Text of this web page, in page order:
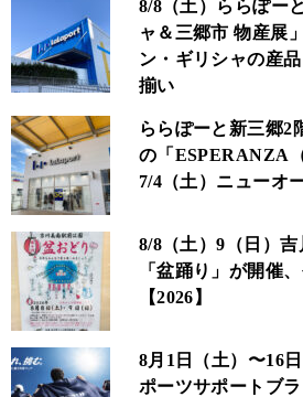
8/8（土）ららぽー
ャ＆三郷市 物産展
ン・ギリシャの産
揃い
ららぽーと新三郷2
の「ESPERANZA
7/4（土）ニューオ
8/8（土）9（日）
「盆踊り」が開催
【2026】
8月1日（土）〜16
ポーツサポートブ